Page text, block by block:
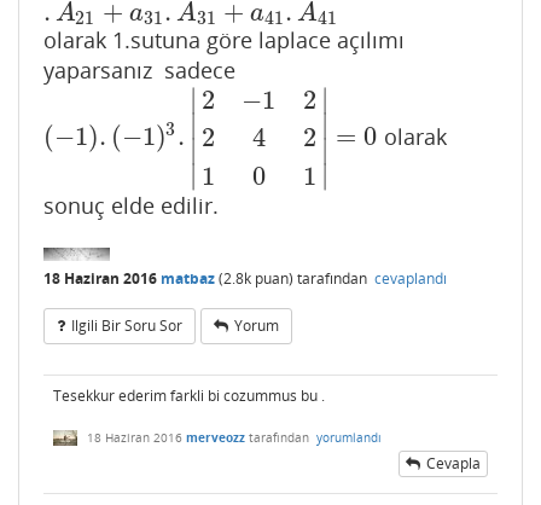
. A21 + a31. A31 + a41. A41
olarak 1.sutuna göre laplace açılımı
yaparsanız sadece
(−1). (−1)3 .
∣
∣
∣
∣
2
2
1
−1
4
0
2
2
1
∣
∣
∣
∣ = 0
(−1).(−1) 3.|2−1 2 24 01 0 olarak
sonuç elde edilir.
18 Haziran 2016 matbaz(2.8k puan) tarafından cevaplandı
Ilgili Bir Soru Sor Yorum
Tesekkur ederim farkli bi cozummus bu .
18 Haziran 2016 merveozz tarafından yorumlandı
Cevapla